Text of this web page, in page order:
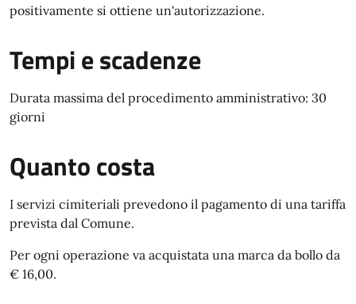
positivamente si ottiene un'autorizzazione.
Tempi e scadenze
Durata massima del procedimento amministrativo: 30
giorni
Quanto costa
I servizi cimiteriali prevedono il pagamento di una tariffa
prevista dal Comune.
Per ogni operazione va acquistata una marca da bollo da
€ 16,00.